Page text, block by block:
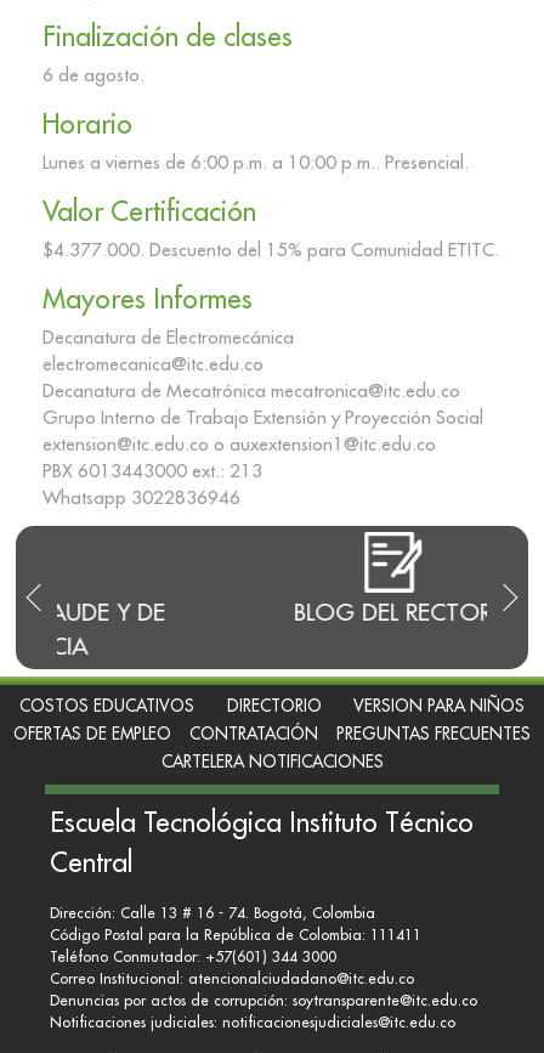
BLOG DEL RECTOR
Finalización de clases
6 de agosto.
Horario
Lunes a viernes de 6:00 p.m. a 10:00 p.m.. Presencial.
Valor Certificación
$4.377.000. Descuento del 15% para Comunidad ETITC.
Mayores Informes
Decanatura de Electromecánica
electromecanica@itc.edu.co
Decanatura de Mecatrónica mecatronica@itc.edu.co
Grupo Interno de Trabajo Extensión y Proyección Social
extension@itc.edu.co o auxextension1@itc.edu.co
PBX 6013443000 ext.: 213
Whatsapp 3022836946
COSTOS EDUCATIVOS DIRECTORIO
VERSION PARA NIÑOS
OFERTAS DE EMPLEO
CONTRATACIÓN
PREGUNTAS FRECUENTES
CARTELERA NOTIFICACIONES
Escuela Tecnológica Instituto Técnico
Central
Dirección: Calle 13 # 16 - 74. Bogotá, Colombia
Código Postal para la República de Colombia: 111411
Teléfono Conmutador: +57(601) 344 3000
Correo Institucional: atencionalciudadano@itc.edu.co
Denuncias por actos de corrupción: soytransparente@itc.edu.co
Notificaciones judiciales: notificacionesjudiciales@itc.edu.co